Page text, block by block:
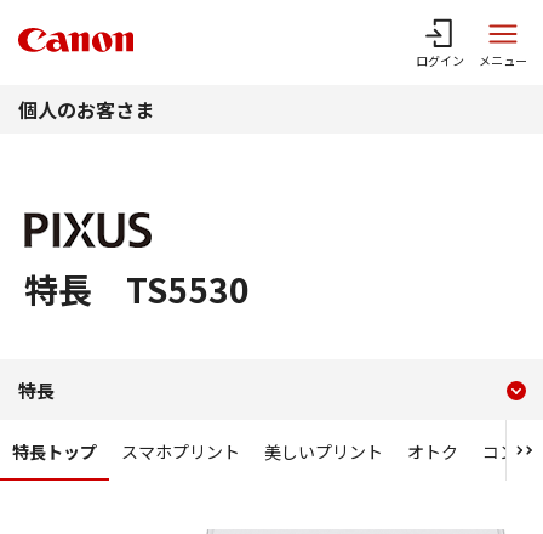
ログイン メニュー
個人のお客さま
特長 TS5530
特長
特長トップ スマホプリント 美しいプリント オトク コンパ